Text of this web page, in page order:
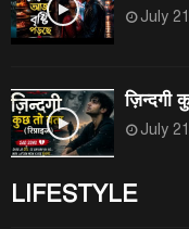
July
ज़िन्दगी
July
LIFESTYLE